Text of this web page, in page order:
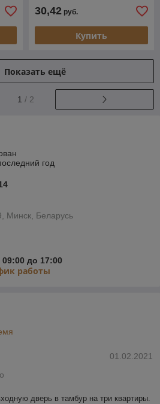
30,42 руб.
Купить
Показать ещё
1 / 2
год
Минск, Беларусь
до 17:00
работы
01.02.2021
дверь в тамбур на три квартиры.